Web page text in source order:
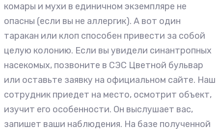
комары и мухи в единичном экземпляре не
опасны (если вы не аллергик). А вот один
таракан или клоп способен привести за собой
целую колонию. Если вы увидели синантропных
насекомых, позвоните в СЭС Цветной бульвар
или оставьте заявку на официальном сайте. Наш
сотрудник приедет на место, осмотрит объект,
изучит его особенности. Он выслушает вас,
запишет ваши наблюдения. На базе полученной